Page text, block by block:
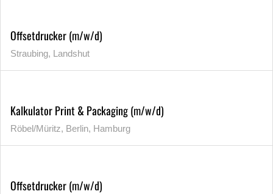
Offsetdrucker (m/w/d)
Straubing, Landshut
Kalkulator Print & Packaging (m/w/d)
Röbel/Müritz, Berlin, Hamburg
Offsetdrucker (m/w/d)